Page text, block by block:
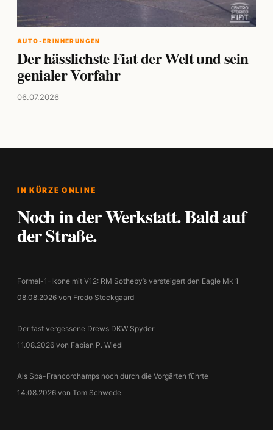
AUTO-ERINNERUNGEN
Der hässlichste Fiat der Welt und sein
genialer Vorfahr
06.07.2026
IN KÜRZE ONLINE
Noch in der Werkstatt. Bald auf
der Straße.
Formel-1-Ikone mit V12: RM Sotheby’s versteigert den Eagle Mk 1
08.08.2026 von Fredo Steckgaard
Der fast vergessene Drews DKW Spyder
11.08.2026 von Fabian P. Wiedl
Als Spa-Francorchamps noch durch die Vorgärten führte
14.08.2026 von Tom Schwede